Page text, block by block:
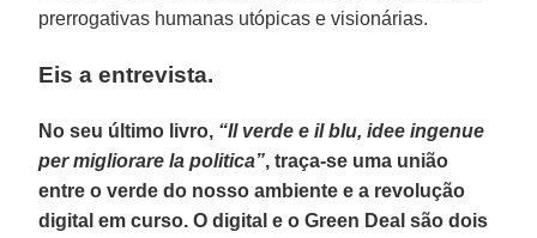
prerrogativas humanas utópicas e visionárias.
Eis a entrevista.
No seu último livro, “Il verde e il blu, idee ingenue
per migliorare la politica”, traça-se uma união
entre o verde do nosso ambiente e a revolução
digital em curso. O digital e o Green Deal são dois